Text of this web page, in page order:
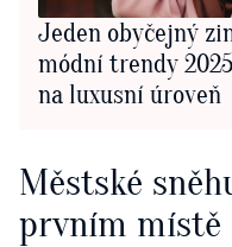
Jeden obyčejný
módní trendy
na luxusní úroveň
Městské
prvním místě